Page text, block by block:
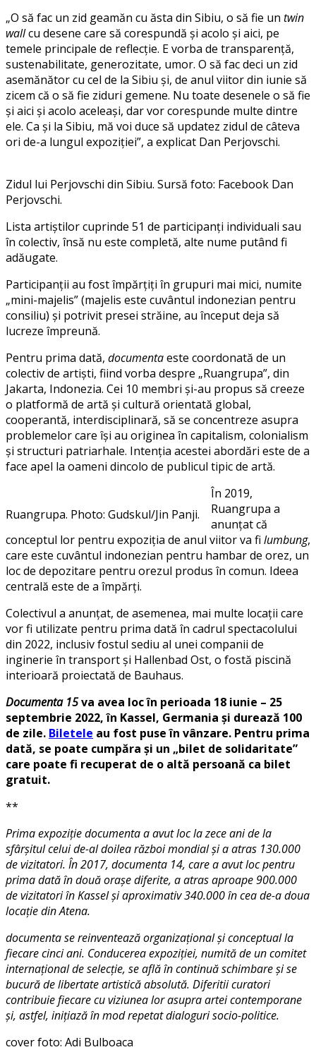
„O să fac un zid geamăn cu ăsta din Sibiu, o să fie un twin
wallcu desene care să corespundă și acolo și aici, pe
temele principale de reflecție. E vorba de transparență,
sustenabilitate, generozitate, umor. O să fac deci un zid
asemănător cu cel de la Sibiu și, de anul viitor din iunie să
zicem că o să fie ziduri gemene. Nu toate desenele o să fie
și aici și acolo aceleași, dar vor corespunde multe dintre
ele. Ca și la Sibiu, mă voi duce să updatez zidul de câteva
ori de-a lungul expoziției”, a explicat Dan Perjovschi.
Zidul lui Perjovschi din Sibiu. Sursă foto: Facebook Dan
Perjovschi.
Lista artiștilor cuprinde 51 de participanți individuali sau
în colectiv, însă nu este completă, alte nume putând fi
adăugate.
Participanții au fost împărțiți în grupuri mai mici, numite
„mini-majelis” (majelis este cuvântul indonezian pentru
consiliu) și potrivit presei străine, au început deja să
lucreze împreună.
Pentru prima dată, documentaeste coordonată de un
colectiv de artiști, fiind vorba despre „Ruangrupa”, din
Jakarta, Indonezia. Cei 10 membri și-au propus să creeze
o platformă de artă și cultură orientată global,
cooperantă, interdisciplinară, să se concentreze asupra
problemelor care își au originea în capitalism, colonialism
și structuri patriarhale. Intenția acestei abordări este de a
face apel la oameni dincolo de publicul tipic de artă.
Ruangrupa. Photo: Gudskul/Jin Panji.
În 2019,
Ruangrupa a
anunțat că
conceptul lor pentru expoziția de anul viitor va fi lumbung,
care este cuvântul indonezian pentru hambar de orez, un
loc de depozitare pentru orezul produs în comun. Ideea
centrală este de a împărți.
Colectivul a anunțat, de asemenea, mai multe locații care
vor fi utilizate pentru prima dată în cadrul spectacolului
din 2022, inclusiv fostul sediu al unei companii de
inginerie în transport și Hallenbad Ost, o fostă piscină
interioară proiectată de Bauhaus.
Documenta 15va avea loc în perioada 18 iunie – 25
septembrie 2022, în Kassel, Germania și durează 100
de zile. Biletele au fost puse în vânzare. Pentru prima
dată, se poate cumpăra și un „bilet de solidaritate”
care poate fi recuperat de o altă persoană ca bilet
gratuit.
**
Prima expoziție documenta a avut loc la zece ani de la
sfârșitul celui de-al doilea război mondial și a atras 130.000
de vizitatori. În 2017, documenta 14, care a avut loc pentru
prima dată în două orașe diferite, a atras aproape 900.000
de vizitatori în Kassel și aproximativ 340.000 în cea de-a doua
locație din Atena.
documenta se reinventează organizațional și conceptual la
fiecare cinci ani. Conducerea expoziției, numită de un comitet
internațional de selecție, se află în continuă schimbare și se
bucură de libertate artistică absolută. Diferitii curatori
contribuie fiecare cu viziunea lor asupra artei contemporane
și, astfel, inițiază în mod repetat dialoguri socio-politice.
cover foto: Adi Bulboaca